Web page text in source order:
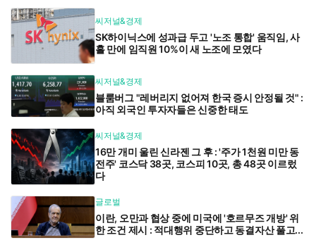
씨저널&경제
SK하이닉스에 성과급 두고 '노조 통합' 움직임, 사
흘 만에 임직원 10%이 새 노조에 모였다
씨저널&경제
블룸버그 "레버리지 없어져 한국 증시 안정될 것" :
아직 외국인 투자자들은 신중한 태도
씨저널&경제
16만 개미 울린 신라젠 그 후 : '주가 1천원 미만 동
전주' 코스닥 38곳, 코스피 10곳, 총 48곳 이르렀
다
글로벌
이란, 오만과 협상 중에 미국에 '호르무즈 개방' 위
한 조건 제시 : 적대행위 중단하고 동결자산 풀고...